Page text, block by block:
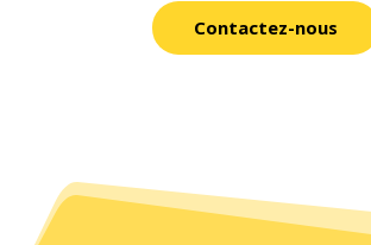
Contactez-nous